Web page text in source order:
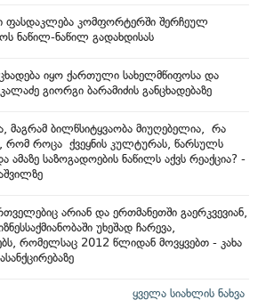
ფასდაკლება კომფორტერში შერჩეულ
ნაწილ-ნაწილ გადახდისას
იყო ქართული სახელმწიფოსა და
გიორგი ბარამიძის განცხადებაზე
მაგრამ ბილწსიტყვაობა მიუღებელია, რა
რომ როცა ქვეყნის კულტურას, წარსულს
ამაზე საზოგადოების ნაწილს აქვს რეაქცია? -
არიან და ერთმანეთში გაერკვევიან,
უხეშად ჩარევა,
რომელსაც 2012 წლიდან მოვყვებთ - კახა
ყველა სიახლის ნახვა